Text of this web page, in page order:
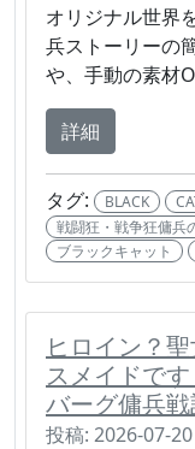
オリジナル世界
兵ストーリーの
や、手動の素材
詳細
タグ: BLACK
戦闘狂・戦争狂傭兵
ブラックキャット
ヒロイン？
スメイドで
バーグ傭兵戦
投稿: 2026-07-20